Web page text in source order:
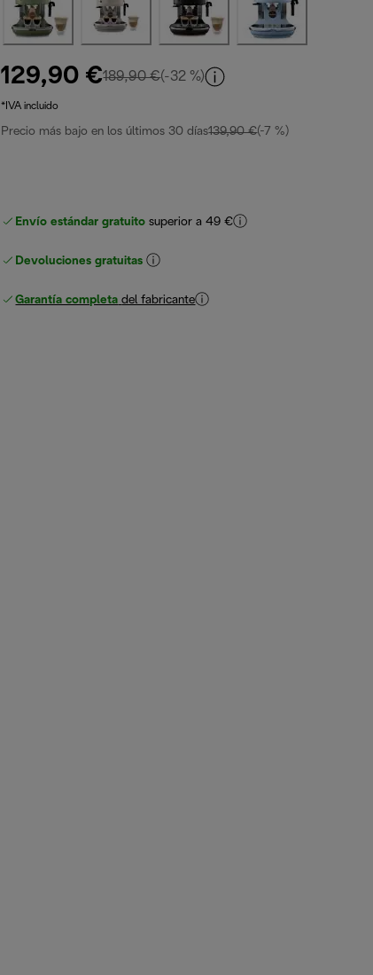
129,90 €189,90 €precio original 189,90 €
(-32 %)
*IVA incluido
Precio más bajo en los últimos 30 días139,90 €(-7 %)
Envío estándar gratuito superior a 49 €
Devoluciones gratuitas
Garantía completa del fabricante